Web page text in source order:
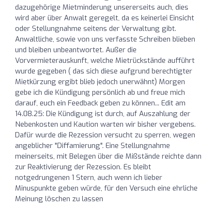
dazugehörige Mietminderung unsererseits auch, dies
wird aber über Anwalt geregelt, da es keinerlei Einsicht
oder Stellungnahme seitens der Verwaltung gibt.
Anwaltliche, sowie von uns verfasste Schreiben blieben
und bleiben unbeantwortet. Außer die
Vorvermieterauskunft, welche Mietrückstände aufführt
wurde gegeben ( das sich diese aufgrund berechtigter
Mietkürzung ergibt blieb jedoch unerwähnt) Morgen
gebe ich die Kündigung persönlich ab und freue mich
darauf, euch ein Feedback geben zu können... Edit am
14.08.25: Die Kündigung ist durch, auf Auszahlung der
Nebenkosten und Kaution warten wir bisher vergebens.
Dafür wurde die Rezession versucht zu sperren, wegen
angeblicher "Diffamierung". Eine Stellungnahme
meinerseits, mit Belegen über die Mißstände reichte dann
zur Reaktivierung der Rezession. Es bleibt
notgedrungenen 1 Stern, auch wenn ich lieber
Minuspunkte geben würde, für den Versuch eine ehrliche
Meinung löschen zu lassen